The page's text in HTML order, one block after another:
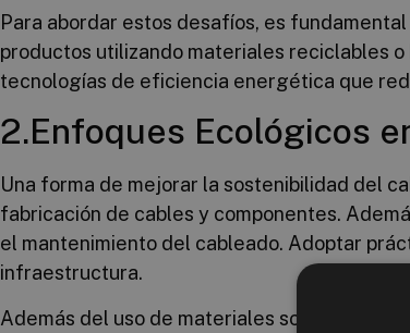
Para abordar estos desafíos, es
productos utilizando materiales reciclables
tecnologías de eficiencia energética que
2.Enfoques Ecológicos
Una forma de mejorar la sostenibilidad del
fabricación de cables y componentes.
el mantenimiento del cableado. Adoptar
infraestructura.
Además del uso de materiales sostenibles,